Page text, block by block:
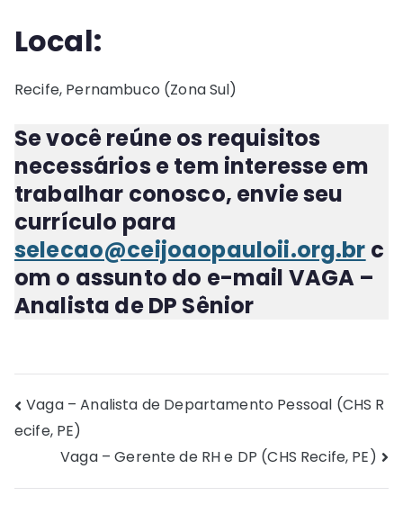
Local:
Recife, Pernambuco (Zona Sul)
Se você reúne os requisitos
necessários e tem interesse em
trabalhar conosco, envie seu
currículo para
selecao@ceijoaopauloii.org.br c
om o assunto do e-mail VAGA –
Analista de DP Sênior
Navegação
de
Post
Vaga – Analista de Departamento Pessoal (CHS R
ecife, PE)
Vaga – Gerente de RH e DP (CHS Recife, PE)